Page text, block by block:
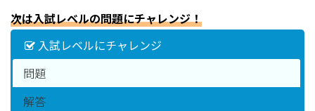
左辺 = (− = 49 7
右辺 = (√−7)
2 = (√7 )2
= −7
=(−7)2=(7i)2=−7
次は入試レベルの問題にチャレンジ！
入試レベルにチャレンジ
問題
解答